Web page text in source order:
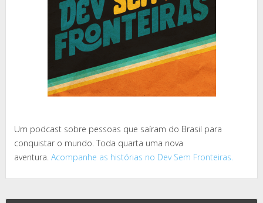
Um podcast sobre pessoas que saíram do Brasil para
conquistar o mundo. Toda quarta uma nova
aventura. Acompanhe as histórias no Dev Sem Fronteiras.